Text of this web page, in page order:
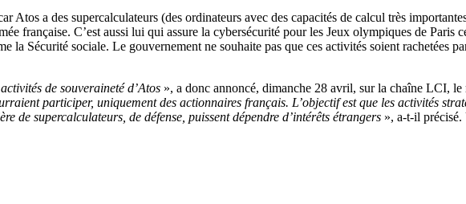
a des supercalculateurs (des ordinateurs avec des capacités de calcul très
française. C’est aussi lui qui assure la cybersécurité pour les Jeux olympiques de Paris
la Sécurité sociale. Le gouvernement ne souhaite pas que ces activités soient rachetées
de souveraineté d’Atos », a donc annoncé, dimanche 28 avril, sur la chaîne LCI,
participer, uniquement des actionnaires français. L’objectif est que les activités
de supercalculateurs, de défense, puissent dépendre d’intérêts étrangers », a-t-il précisé.